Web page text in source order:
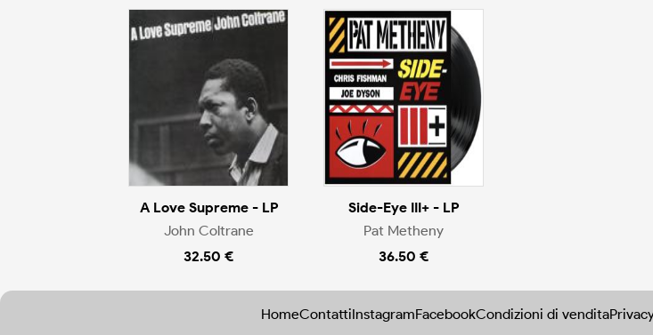
A Love Supreme - LP
John Coltrane
32.50 €
Side-Eye III+ - LP
Pat Metheny
36.50 €
HomeContattiInstagramFacebookCondizioni di vendita